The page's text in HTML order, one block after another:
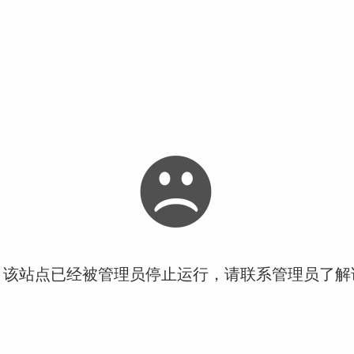
站点已经被管理员停止运行，请联系管理员了